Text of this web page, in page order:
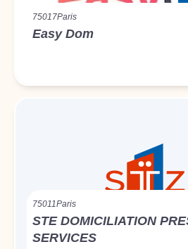
75017Paris
Easy Dom
75011Paris
STE DOMICILIATION
SERVICES